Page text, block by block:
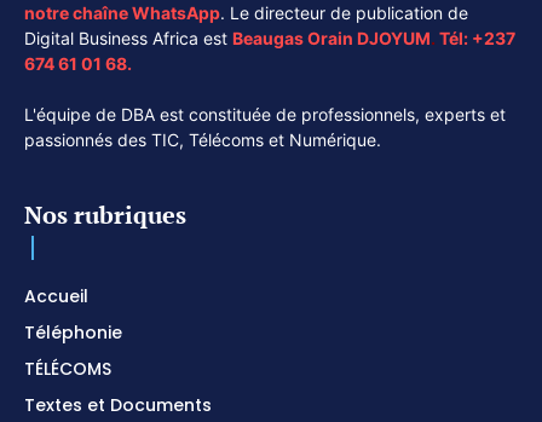
notre chaîneWhatsApp. Le directeur de publication de
Digital Business Africa est Beaugas Orain DJOYUM. Tél: +237
674 61 01 68.
L'équipe de DBA est constituée de professionnels, experts et
passionnés des TIC, Télécoms et Numérique.
Nos rubriques
Accueil
Téléphonie
TÉLÉCOMS
Textes et Documents